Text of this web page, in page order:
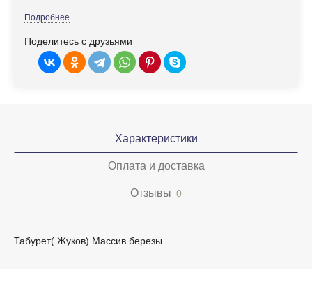
Подробнее
Поделитесь с друзьями
Характеристики
Оплата и доставка
Отзывы 0
Табурет( Жуков) Массив березы